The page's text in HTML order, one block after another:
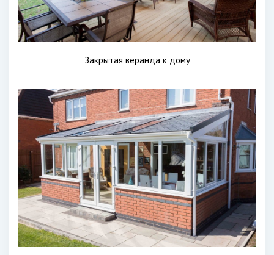
Закрытая веранда к дому